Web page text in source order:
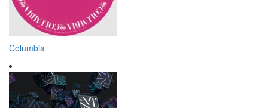
Columbia